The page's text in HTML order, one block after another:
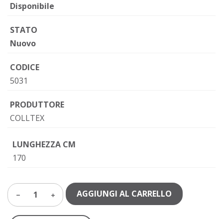
Disponibile
STATO
Nuovo
CODICE
5031
PRODUTTORE
COLLTEX
LUNGHEZZA CM
170
1 AGGIUNGI AL CARRELLO